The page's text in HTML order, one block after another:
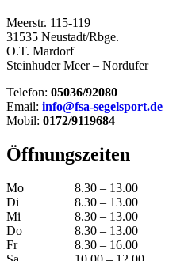
Meerstr. 115-119
31535 Neustadt/Rbge.
O.T. Mardorf
Steinhuder Meer – Nordufer
Telefon: 05036/92080
Email: info@fsa-segelsport.de
Mobil: 0172/9119684
Öffnungszeiten
Mo
8.30 – 13.00
Di
8.30 – 13.00
Mi
8.30 – 13.00
Do
8.30 – 13.00
Fr
8.30 – 16.00